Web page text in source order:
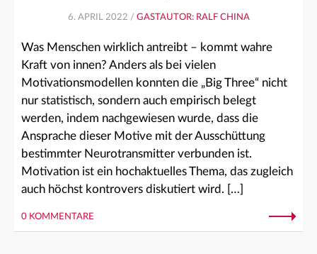
6. APRIL 2022 / GASTAUTOR: RALF CHINA
Was Menschen wirklich antreibt – kommt wahre
Kraft von innen? Anders als bei vielen
Motivationsmodellen konnten die „Big Three“ nicht
nur statistisch, sondern auch empirisch belegt
werden, indem nachgewiesen wurde, dass die
Ansprache dieser Motive mit der Ausschüttung
bestimmter Neurotransmitter verbunden ist.
Motivation ist ein hochaktuelles Thema, das zugleich
auch höchst kontrovers diskutiert wird. […]
0 KOMMENTARE